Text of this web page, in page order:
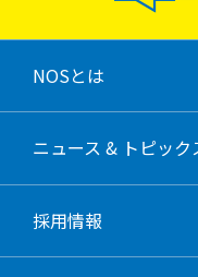
NOSとは
ニュース & トピック
採用情報